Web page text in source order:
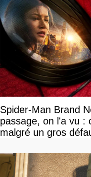
Spider-Man Brand
passage, on l'a vu :
malgré un gros